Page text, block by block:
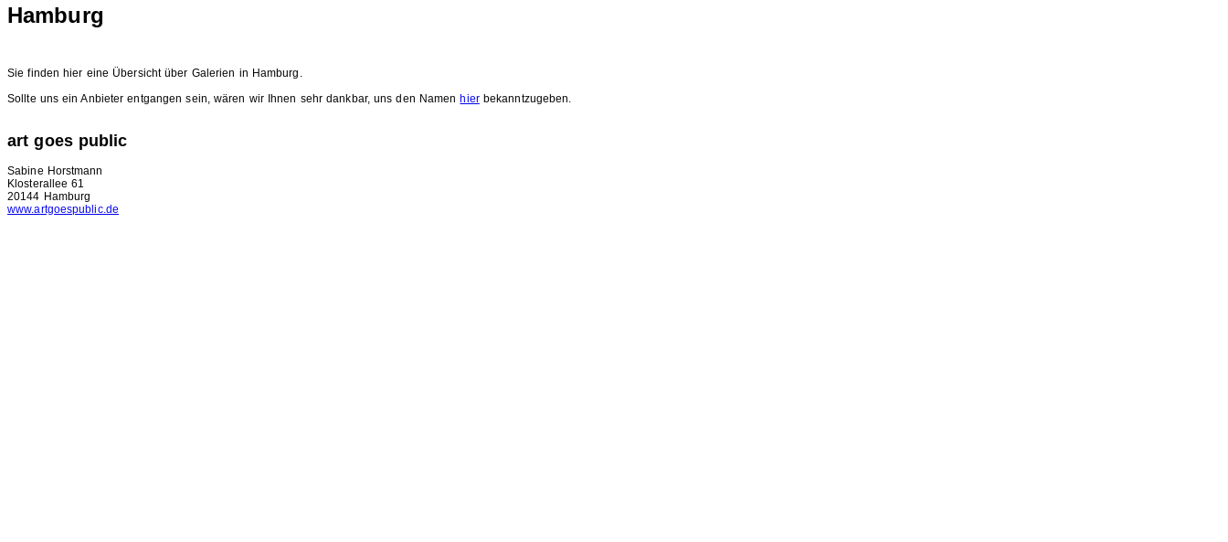
Hamburg
Sie finden hier eine Übersicht über Galerien in Hamburg.
Sollte uns ein Anbieter entgangen sein, wären wir Ihnen sehr dankbar, uns den Namen hierbekanntzugeben.
art goes public
Sabine Horstmann
Klosterallee 61
20144 Hamburg
www.artgoespublic.de